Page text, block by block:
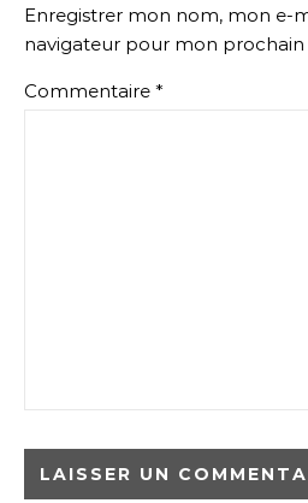
Enregistrer mon nom, mon e-
navigateur pour mon
Commentaire *